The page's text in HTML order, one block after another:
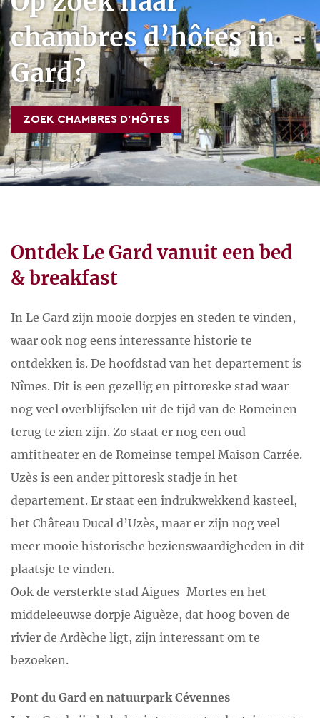
chambres d’hôtes in
Gard?
ZOEK CHAMBRES D’HÔTES
Ontdek Le Gard vanuit een bed
& breakfast
In Le Gard zijn mooie dorpjes en steden te vinden,
waar ook nog eens interessante historie te
ontdekken is. De hoofdstad van het departement is
Nîmes. Dit is een gezellig en pittoreske stad waar
nog veel overblijfselen uit de tijd van de Romeinen
terug te zien zijn. Zo staat er nog een oud
amfitheater en de Romeinse tempel Maison Carrée.
Uzès is een ander pittoresk stadje in het
departement. Er staat een indrukwekkend kasteel,
het Château Ducal d’Uzès, maar er zijn nog veel
meer mooie historische bezienswaardigheden in dit
plaatsje te vinden.
Ook de versterkte stad Aigues-Mortes en het
middeleeuwse dorpje Aiguèze, dat hoog boven de
rivier de Ardèche ligt, zijn interessant om te
bezoeken.
Pont du Gard en natuurpark Cévennes